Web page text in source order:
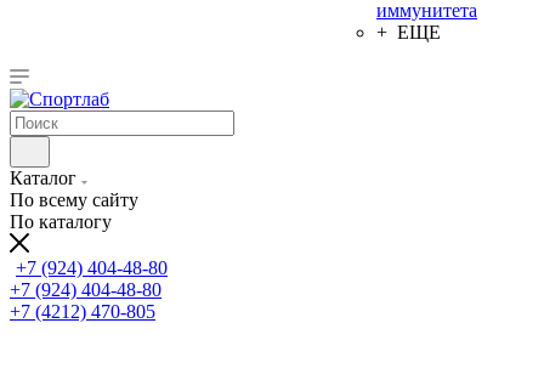
иммунитета
+ ЕЩЕ
Каталог
По всему сайту
По каталогу
+7 (924) 404-48-80
+7 (924) 404-48-80
+7 (4212) 470-805